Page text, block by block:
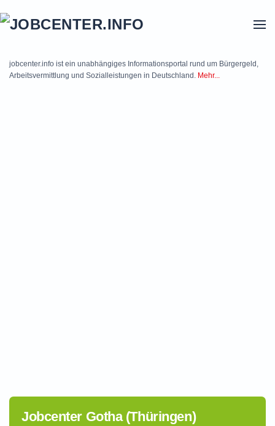
jobcenter.info ist ein unabhängiges Informationsportal rund um Bürgergeld,
Arbeitsvermittlung und Sozialleistungen in Deutschland. Mehr...
Jobcenter Gotha (Thüringen)